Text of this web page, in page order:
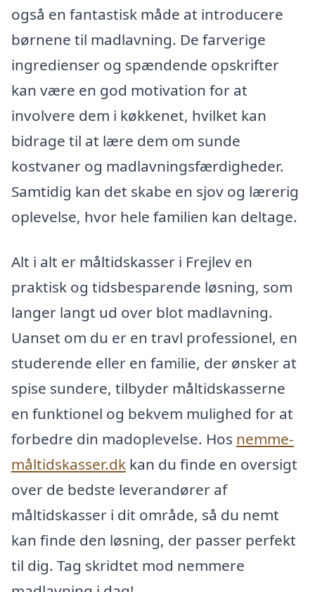
også en fantastisk måde at introducere
børnene til madlavning. De farverige
ingredienser og spændende opskrifter
kan være en god motivation for at
involvere dem i køkkenet, hvilket kan
bidrage til at lære dem om sunde
kostvaner og madlavningsfærdigheder.
Samtidig kan det skabe en sjov og lærerig
oplevelse, hvor hele familien kan deltage.
Alt i alt er måltidskasser i Frejlev en
praktisk og tidsbesparende løsning, som
langer langt ud over blot madlavning.
Uanset om du er en travl professionel, en
studerende eller en familie, der ønsker at
spise sundere, tilbyder måltidskasserne
en funktionel og bekvem mulighed for at
forbedre din madoplevelse. Hos nemme-
måltidskasser.dk kan du finde en oversigt
over de bedste leverandører af
måltidskasser i dit område, så du nemt
kan finde den løsning, der passer perfekt
til dig. Tag skridtet mod nemmere